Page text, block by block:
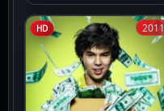
HD 2011